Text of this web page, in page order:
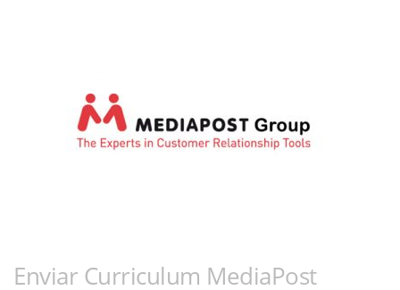
Enviar Curriculum MediaPost